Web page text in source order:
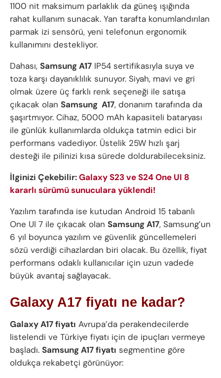
1100 nit maksimum parlaklık da güneş ışığında
rahat kullanım sunacak. Yan tarafta konumlandırılan
parmak izi sensörü, yeni telefonun ergonomik
kullanımını destekliyor.
Dahası, Samsung A17 IP54 sertifikasıyla suya ve
toza karşı dayanıklılık sunuyor. Siyah, mavi ve gri
olmak üzere üç farklı renk seçeneği ile satışa
çıkacak olan Samsung A17, donanım tarafında da
şaşırtmıyor. Cihaz, 5000 mAh kapasiteli bataryası
ile günlük kullanımlarda oldukça tatmin edici bir
performans vadediyor. Üstelik 25W hızlı şarj
desteği ile pilinizi kısa sürede doldurabileceksiniz.
İlginizi Çekebilir:Galaxy S23 ve S24 One UI 8
kararlı sürümü sunuculara yüklendi!
Yazılım tarafında ise kutudan Android 15 tabanlı
One UI 7 ile çıkacak olan SamsungA17, Samsung’un
6 yıl boyunca yazılım ve güvenlik güncellemeleri
sözü verdiği cihazlardan biri olacak. Bu özellik, fiyat
performans odaklı kullanıcılar için uzun vadede
büyük avantaj sağlayacak.
Galaxy A17 fiyatı ne kadar?
Galaxy A17 fiyatı Avrupa’da perakendecilerde
listelendi ve Türkiye fiyatı için de ipuçları vermeye
başladı. SamsungA17 fiyatı segmentine göre
oldukça rekabetçi görünüyor: